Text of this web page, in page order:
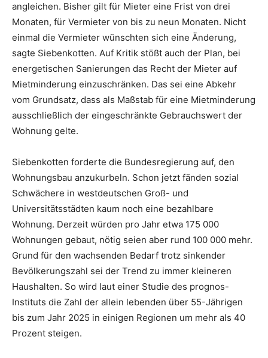
angleichen. Bisher gilt für Mieter eine Frist von drei
Monaten, für Vermieter von bis zu neun Monaten. Nicht
einmal die Vermieter wünschten sich eine Änderung,
sagte Siebenkotten. Auf Kritik stößt auch der Plan, bei
energetischen Sanierungen das Recht der Mieter auf
Mietminderung einzuschränken. Das sei eine Abkehr
vom Grundsatz, dass als Maßstab für eine Mietminderung
ausschließlich der eingeschränkte Gebrauchswert der
Wohnung gelte.
Siebenkotten forderte die Bundesregierung auf, den
Wohnungsbau anzukurbeln. Schon jetzt fänden sozial
Schwächere in westdeutschen Groß- und
Universitätsstädten kaum noch eine bezahlbare
Wohnung. Derzeit würden pro Jahr etwa 175 000
Wohnungen gebaut, nötig seien aber rund 100 000 mehr.
Grund für den wachsenden Bedarf trotz sinkender
Bevölkerungszahl sei der Trend zu immer kleineren
Haushalten. So wird laut einer Studie des prognos-
Instituts die Zahl der allein lebenden über 55-Jährigen
bis zum Jahr 2025 in einigen Regionen um mehr als 40
Prozent steigen.